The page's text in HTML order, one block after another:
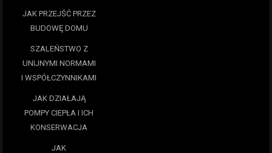
JAK PRZEJŚĆ PRZEZ
BUDOWĘ DOMU
SZALEŃSTWO Z
UNIJNYMI NORMAMI
I WSPÓŁCZYNNIKAMI
JAK DZIAŁAJĄ
POMPY CIEPŁA I ICH
KONSERWACJA
JAK